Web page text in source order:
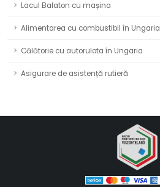
Lacul Balaton cu mașina
Alimentarea cu combustibil în Ungaria
Călătorie cu autorulota în Ungaria
Asigurare de asistență rutieră